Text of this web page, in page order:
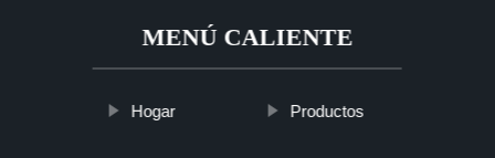
MENÚ CALIENTE
Hogar Productos